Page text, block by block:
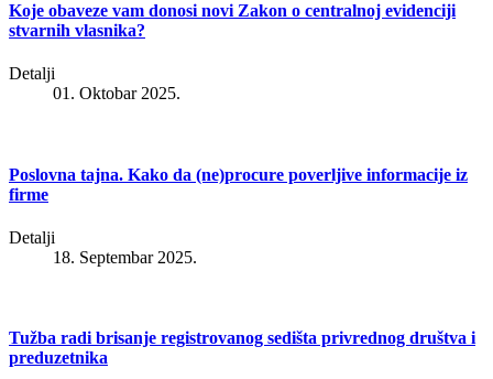
Koje obaveze vam donosi novi Zakon o centralnoj evidenciji
stvarnih vlasnika?
Detalji
01. Oktobar 2025.
Poslovna tajna. Kako da (ne)procure poverljive informacije iz
firme
Detalji
18. Septembar 2025.
Tužba radi brisanje registrovanog sedišta privrednog društva i
preduzetnika